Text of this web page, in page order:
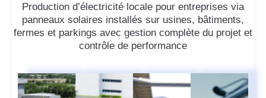
Production d’électricité locale pour entreprises via
panneaux solaires installés sur usines, bâtiments,
fermes et parkings avec gestion complète du projet et
contrôle de performance